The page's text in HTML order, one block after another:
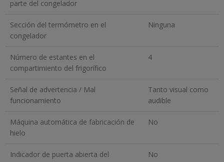
parte del congelador
Sección del termómetro en el
congelador
Ninguna
Número de estantes en el
compartimiento del frigorífico
4
Señal de advertencia / Mal
funcionamiento
Tanto visual como
audible
Máquina automática de fabricación de
hielo
No
Indicador de puerta abierta del
No